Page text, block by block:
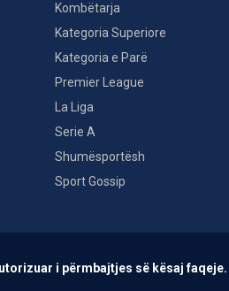
Kombëtarja
Kategoria Superiore
Kategoria e Parë
Premier League
La Liga
Serie A
Shumësportësh
Sport Gossip
i përmbajtjes së kësaj faqeje.